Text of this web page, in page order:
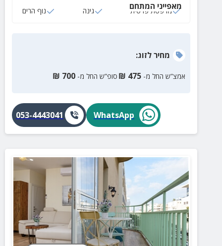
מאפייני המתחם
מרפסת פרטית גינה נוף הרים
מחירלזוג:
אמצ”ש החל מ- 475
₪ סופ”ש החל מ- 700
₪
WhatsApp
053-4443041